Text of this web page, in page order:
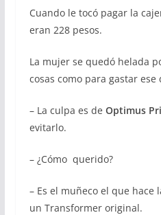
Cuando le tocó pagar la
eran 228 pesos.
La mujer se quedó helada
cosas como para gastar ese
– La culpa es de Optimus
evitarlo.
– ¿Cómo querido?
– Es el muñeco el que hace
un Transformer original.